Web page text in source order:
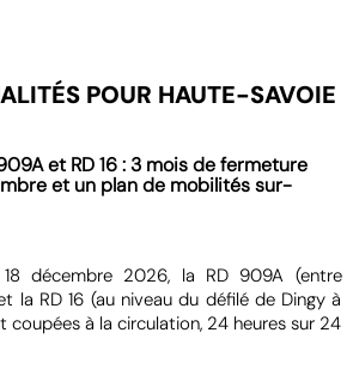
POUR HAUTE-SAVOIE
et RD 16 : 3 mois de fermeture
et un plan de mobilités sur-
décembre 2026, la RD 909A (entre
la RD 16 (au niveau du défilé de Dingy à
à la circulation, 24 heures sur 24